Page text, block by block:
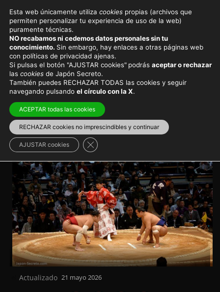
Eventos y festivales en Japón
Entradas para el torneo de
lucha sumo en Osaka en
marzo
El segundo de los torneos anuales de lucha sumo de
Japón
Viajar a Japón > Japón en invierno
Actualizado 21 mayo 2026
Esta web únicamente utiliza cookies propias (archivos que
permiten personalizar tu experiencia de uso de la web)
puramente técnicas.
NO recabamos ni cedemos datos personales sin tu
conocimiento. Sin embargo, hay enlaces a otras páginas web
con políticas de privacidad ajenas.
Si pulsas el botón "AJUSTAR cookies" podrás aceptar o rechazar
las cookies de Japón Secreto.
También puedes RECHAZAR TODAS las cookies y seguir
navegando pulsando el círculo con la X.
ACEPTAR todas las cookies
RECHAZAR cookies no imprescindibles y continuar
AJUSTAR cookies Cerrar el banner de cookies RGPD